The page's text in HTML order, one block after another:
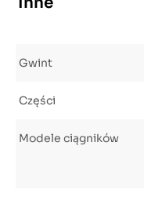
Gwint
Części
Modele ciągników